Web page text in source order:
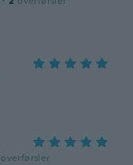
overførsler